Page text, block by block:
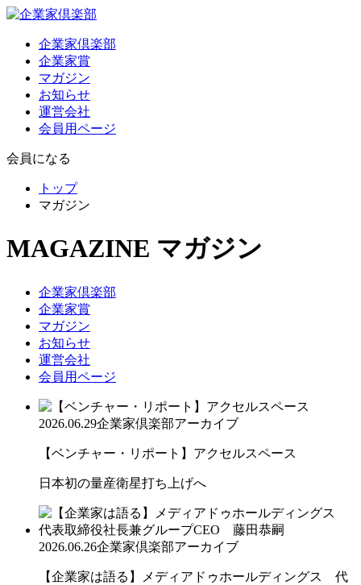
企業家倶楽部
企業家賞
マガジン
お知らせ
運営会社
会員用ページ
会員になる
トップ
マガジン
MAGAZINE マガジン
企業家倶楽部
企業家賞
マガジン
お知らせ
運営会社
会員用ページ
2026.06.29企業家倶楽部アーカイブ
【ベンチャー・リポート】アクセルスペース
日本初の量産衛星打ち上げへ
2026.06.26企業家倶楽部アーカイブ
【企業家は語る】メディアドゥホールディングス 代